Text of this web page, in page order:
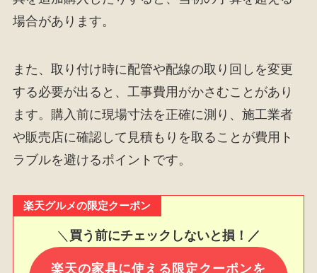
場合があります。
また、取り付け時に配管や配線の取り回しを変更
する必要が出ると、工事費用がかさむことがあり
ます。購入前に現場寸法を正確に測り、施工業者
や販売店に確認して見積もりを取ることが費用ト
ラブルを避けるポイントです。
楽天グルメの限定クーポン
＼ 買う前にチェックしないと損！／
楽天の家具に使える限定クーポンを